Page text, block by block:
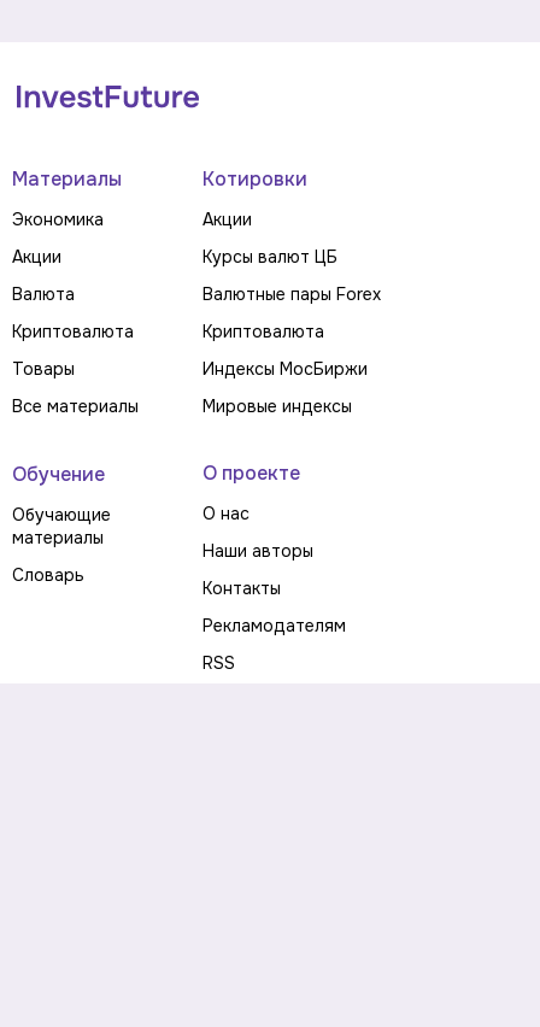
Материалы
Экономика
Акции
Валюта
Криптовалюта
Товары
Все материалы
Котировки
Акции
Курсы валют ЦБ
Валютные пары Forex
Криптовалюта
Индексы МосБиржи
Мировые индексы
Обучение
Обучающие
материалы
Словарь
О проекте
О нас
Наши авторы
Контакты
Рекламодателям
RSS